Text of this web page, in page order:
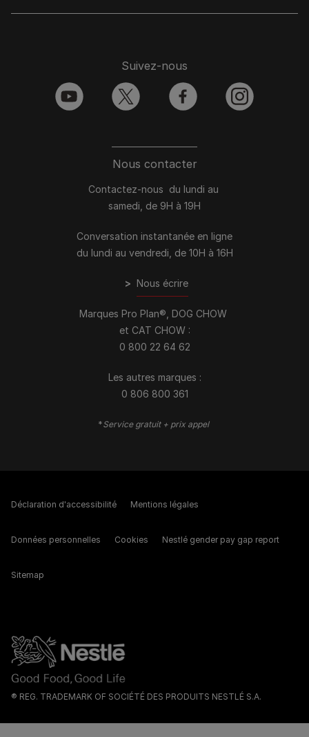
Nous contacter
Contactez-nous du lundi au
samedi, de 9H à 19H
Conversation instantanée en ligne
du lundi au vendredi, de 10H à 16H
> Nous écrire
Marques Pro Plan®, DOG CHOW
et CAT CHOW :
0 800 22 64 62
Les autres marques :​
0 806 800 361
*Service gratuit + prix appel
Suivez-nous
youtube twitter facebook instagram
® REG. TRADEMARK OF SOCIÉTÉ DES PRODUITS NESTLÉ S.A.
Déclaration d'accessibilité Mentions légales
Données personnelles Cookies Nestlé gender pay gap report
Sitemap